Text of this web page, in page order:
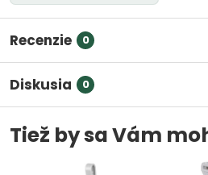
Recenzie 0
Diskusia 0
Tiež by sa Vám